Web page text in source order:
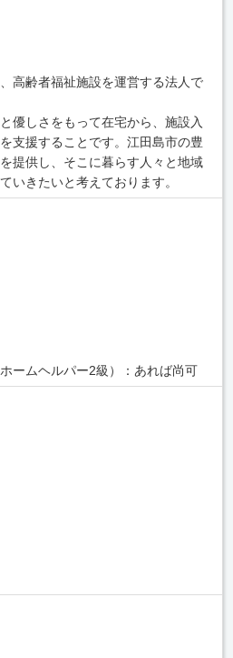
高齢者福祉施設を運営する法人で
優しさをもって在宅から、施設入
支援することです。江田島市の豊
提供し、そこに暮らす人々と地域
いきたいと考えております。
ームヘルパー2級）：あれば尚可